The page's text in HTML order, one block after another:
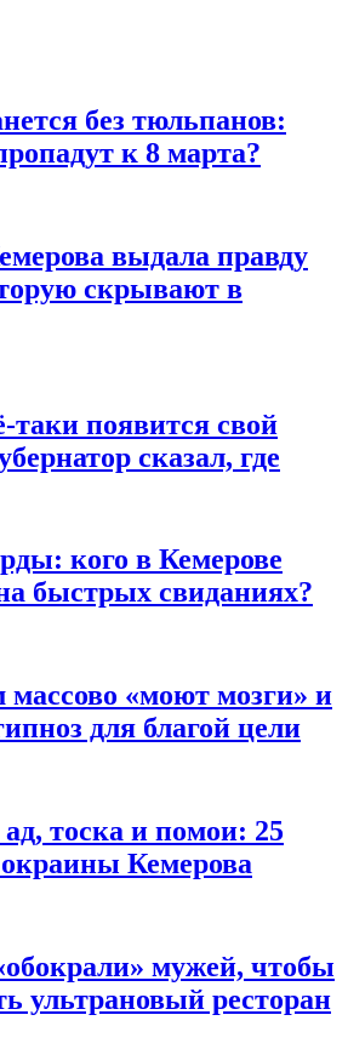
без тюльпанов:
к 8 марта?
выдала правду
скрывают в
таки появится свой
сказал, где
кого в Кемерове
быстрых свиданиях?
массово «моют мозги» и
для благой цели
тоска и помои: 25
Кемерова
мужей, чтобы
ультрановый ресторан